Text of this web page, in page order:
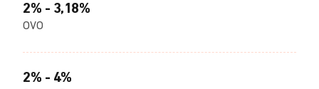
2% - 3,18%
OVO
2% - 4%